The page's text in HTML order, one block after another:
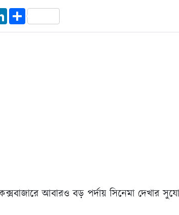
LinkedInShare
আবারও বড় পর্দায় সিনেমা দেখার